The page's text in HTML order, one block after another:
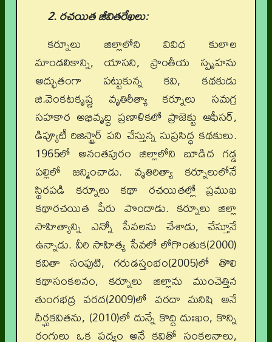
2. రచయిత జీవితరేఖలు:
కర్నూలు జిల్లాలోని వివిధ కులాల
మాండలికాన్ని, యాసని, ప్రాంతీయ స్పృహను
అద్భుతంగా పట్టుకున్న కవి, కథకుడు
జి.వెంకటకృష్ణ వృతిరీత్యా కర్నూలు సమగ్ర
సహకార అభివృద్ధి ప్రణాళికలో ప్రాజెక్టు ఆఫీసర్,
డిప్యూటీ రిజిస్ట్రార్ పని చేస్తున్న సుప్రసిద్ధ కథకులు.
1965లో అనంతపురం జిల్లాలోని బూడిద గడ్డ
పల్లిలో జన్మించాడు. వృతిరిత్యా కర్నూలులోనే
స్థిరపడి కర్నూలు కథా రచయితల్లో ప్రముఖ
కథారచయిత పేరు పొందాడు. కర్నూలు జిల్లా
సాహిత్యాన్ని ఎన్నో సేవలను చేశాడు, చేస్తూనే
ఉన్నాడు. వీరి సాహిత్య సేవలో లోగొంతుక(2000)
కవితా సంపుటి, గరుడస్తంభం(2005)లో తొలి
కథాసంకలనం, కర్నూలు జిల్లాను ముంచెత్తిన
తుంగభద్ర వరద(2009)లో వరదా మనిషి అనే
దీర్ఘకవితను, (2010)లో దున్నే కొద్ది దుఃఖం, కొన్ని
రంగులు ఒక పద్యం అనే కవితో సంకలనాలు,